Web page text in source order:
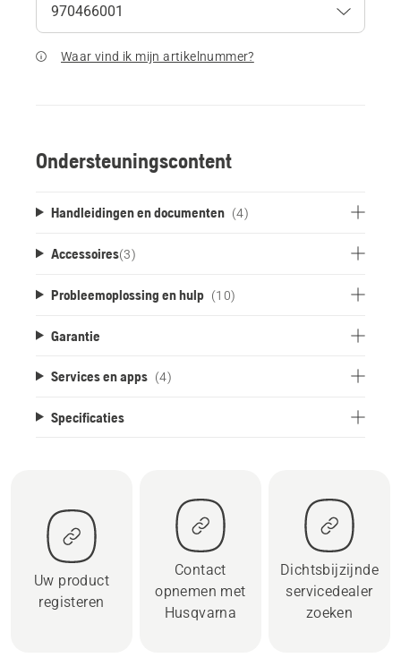
Waar vind ik mijn artikelnummer?
Ondersteuningscontent
Handleidingen en documenten (4)
Accessoires(3)
Probleemoplossing en hulp (10)
Garantie
Services en apps (4)
Specificaties
Uw product
registeren
Contact
opnemen met
Husqvarna
Dichtsbijzijnde
servicedealer
zoeken